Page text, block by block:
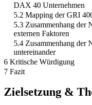
5.1
DAX 40 Unternehmen
5.2 Mapping der GRI
5.3 Zusammenhang der
externen Faktoren
5.4 Zusammenhang der
untereinander
6 Kritische Würdigung
Zielsetzung &